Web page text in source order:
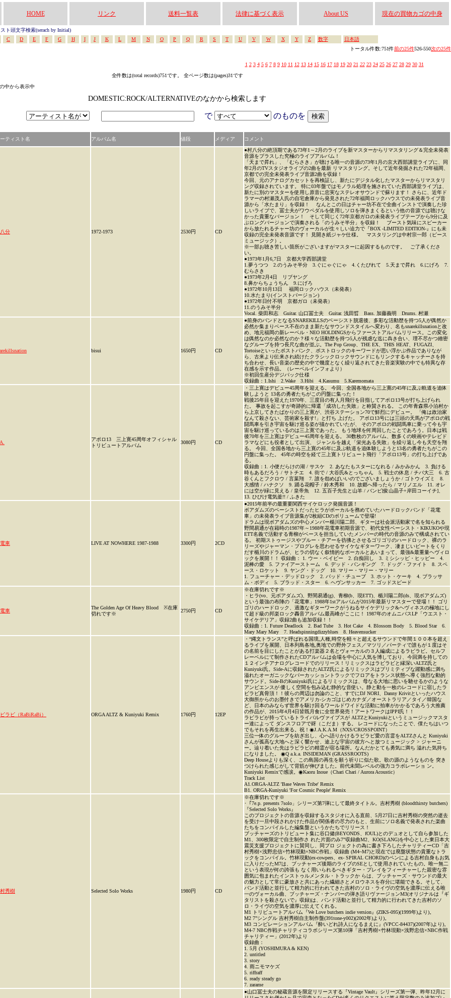
HOME リンク 送料一覧表 法律に基づく表示 About US 現在の買物カゴの中身
ト頭文字検索(serach by Initial)
C
D E F G H I J K L M N O P Q R S T U V W X Y Z 数字
日本語
トータル件数:751件前の25件526-550次の25件
1 2 3 4 5 6 7 8 9 10 11 12 13 14 15 16 17 18 19 20 21 22 23 24 25 26 27 28 29 30 31
全件数は(total records)751です。 全ページ数は(pages)31です
中から表示中
DOMESTIC:ROCK/ALTERNATIVEのなかから検索します
で のものを
ティスト名 アルバム名 値段 メディア コメント
分 1972-1973 2530円 CD
●村八分の絶頂期である73年1～2月のライブを新マスターからリマスタリング＆完全未発表
音源をプラスした究極のライブアルバム！
「天まで昇れ」、「むらさき」が聴ける唯一の音源の73年1月の京大西部講堂ライブに、同
年2月のTVスタジオライブの2曲を最新 リマスタリング。そして近年発掘された72年福岡、
京都での完全未発表ライブ音源2曲を収録！
今回、元のアナログカセットを再検証し、新たにデジタル化したマスターからリマスタリ
ング収録されています。 特に03年盤ではモノラル処理を施されていた西部講堂ライブは、
新たに別のマスターを使用し原音に忠実なステレオサウンドで蘇ります！ さらに、近年ド
ラマーの村瀬茂人氏の自宅倉庫から発見された72年福岡ロックハウスでの未発表ライブ音
源から「水たまり」を収録！ なんとこの日はチャー坊不在で全曲インストで演奏した珍
しいライブで、冨士夫がワウペダルを使用しソロを弾きまくるという他の音源では聴けな
かった貴重なバージョン！ そして同じく72年京都ガロの未発表ライブテープから9分に及
ぶロングバージョンで演奏される「のうみそ半分」を収録！ ブースト気味にスピーカー
から放たれるチャー坊のヴォーカルが生々しい迫力で『BOX -LIMITED EDITION-』にも未
収録の完全未発表音源です！ 見開き紙ジャケ仕様。 マスタリングは中村宗一郎（ピース
ミュージック）。
※一部お聴き苦しい箇所がございますがマスターに起因するものです。 ご了承くださ
い。
●1973年1月6,7日 京都大学西部講堂
1.夢うつつ 2.のうみそ半分 3.ぐにゃぐにゃ 4.くたびれて 5.天まで昇れ 6.にげろ 7.
むらさき
●1973年2月4日 リブヤング
8.鼻からちょうちん 9.にげろ
●1972年10月13日 福岡ロックハウス（未発表）
10.水たまり(インストバージョン)
●1972年日付不明 京都ガロ（未発表）
11.のうみそ半分
Vocal. 柴田和志 Guitar. 山口冨士夫 Guitar. 浅田晢 Bass. 加藤義明 Drums. 村瀬
bisui 1650円 CD
●前身のバンドとなるSNAREKILLSのベーシスト脱退後、多彩な活動歴を持つ5人が偶然か
必然か集まりベース不在のまま新たなサウンドスタイルへ変わり、名もsnarekillsnationと改
め、地元福岡の新レーベル・NEO HOLDINGSからファーストアルバムリリース。この変化
は偶然なのか必然なのか？様々な活動歴を持つ5人が残虐な迄に犇き合い、理不尽かつ緻密
なグルーブを持つ長尺な曲が並ぶ。The Pop Group、THE EX、THIS HEAT、FUGAZI、
Tortoiseといったポストパンク、ポストロックのキーワードが思い浮かぶ作品でありなが
ら、古来より伝来され続けたクラシックロックサウンドにもリンクするキャッチーさを持
ち合わせ、長い音楽の歴史の中で幾度となく繰り返されてきた音楽実験の中でも特異な存
在感を示す作品。（レーベルインフォより）
※初回生産分デジパック仕様
収録曲：1.Ishi 2.Wake 3.Hibi 4.Kasumu 5.Karemomata
アポロ13 三上寛45周年オフィシャル
トリビュートアルバム
3080円 CD
・三上寛はデビュー45周年を迎える。 今回、全国各地から三上寛の45年に及ぶ軌道を追体
験しようと 13名の勇者たちがこの円盤に集った！
戦後25年目を迎えた1970年、三度目の有人月飛行を目指してアポロ13号が打ち上げられ
た。 事故を起こすが奇跡的に帰還「成功した失敗」と称賛される。 この年青森県小泊村か
ら上京してきたばかりの三上寛が、渋谷ステーション70で鮮烈にデビュー。 「俺は政治家
なんて殺さない、芸術家を殺す!」と打ち 上げた。 アポロ13号には三頭の天馬がアポロの戦
闘馬車を引き宇宙を駆け巡る姿が描かれていたが、 そのアポロの戦闘馬車に乗って今も宇
宙を駆け巡っているのは三上寛であった。 もう地球を何周回したことであろう。日本は戦
後70年を三上寛はデビュー45周年を迎える。 30数枚のアルバム、数多くの映画やテレビド
ラマなどにも役者として出演、 ジャンルを越え「栄光ある失敗」を繰り返し今も天空を翔
る。 今回、全国各地から三上寛の45年に及ぶ軌道を追体験しようと13名の勇者たちがこの
円盤に集った。 45年の時空を経て三上寛トリビュート飛行「アポロ13号」の打ち上げであ
る。
収録曲：1. 小便だらけの湖 / サスケ 2. あなたもスターになれる / みかみかん 3. 負ける
時もあるだろう / サトチエ 4. 街で / 大谷氏&とっちゃん 5. 戦士の休息 / チバ大三 6. 古
谷くんとフクロウ / 言葉翔 7. 誰を怨めばいいのでございましょうか / ゴトウイズミ 8.
大感情 / ハナクソ 9. 踊る花帽子 / 鈴木秀和 10. 故郷へ帰ったら / マリノエル 11. オレ
には空が緑に見える / 皇帝魚 12. 五百子先生と山羊 / バンビ[俊山晶子+岸田コーイチ]、
13. ひびけ電気釜!! / ふきた
車 LIVE AT NOWHERE 1987-1988 3300円 2CD
●2015年前半の最重要関西サイケロック発掘音源！
ボアダムズのベーシストだったヒラがボーカルを務めていたハードロックバンド「花電
車」の未発表ライブ音源集が2枚組CDのボリュームで登場!
ドラムは現ボアダムズの中心メンバー楯川陽二郎、ギターは社会派活動家で名を知られる
野間易通が在籍時の1987年～1988年花電車初期音源で、初代女性ベーシスト・KIKUKOや現
ETT名義で活動する青柳がベースを担当していたメンバーの時代の音源のみで構成されてい
る。 初期ストゥージスやブルー・チアーを彷彿とさせるゴリゴリのハードロック、裸のラ
リーズやジャーマン・プログレを思わせるサイケなギターワーク、凄まじいビートをくり
だす楯川のドラムが、ヒラの切なく叙情的なボーカルとあいまって、最強&最重量ヘヴィロ
ックを展開！！ 収録曲： 1. ウー・ベイビー 2. 白痴回し 3. ミシシッピ・ヒッピー 4.
泥棒の愛 5. ファイアーストーム 6. デッド・バンギング 7. ドッグ・ファイト 8. スペ
ース・ロケット 9. ヤング・ドッグ 10. マリー・マリー・マリー
1. フューチャー・デッドロック 2. バッド・チューブ 3. ホット・ケーキ 4. ブラッサ
ム・ボディ 5. ブラッド・スター 6. ヘヴンサッカー 7. ゴッドスピード
車
The Golden Age Of Heavy Blood ※在庫
切れです※
2750円 CD
※在庫切れです※
・ヒラ(vo、元ボアダムズ)、野間易通(g)、青柳(b、現ETT)、楯川陽二郎(ds、現ボアダムズ)
という最強の布陣の「花電車」1988年1stアルバムが2015年最新リマスターで登場！！ ゴリ
ゴリのハードロック、過激なギターワークがうねるサイケデリック&ヘヴィネスの極地にし
て超ド級の邦楽ロック轟音アルバム最高峰がここに！ 1987年のオムニバスLP「ウエスト・
サイケデリア」収録2曲も追加収録！！
収録曲：1. Future Deadlock 2. Bad Tube 3. Hot Cake 4. Blossom Body 5. Blood Star 6.
Mary Mary Mary 7. Headspinningdizzyblues 8. Heavensucker
ラビ（RaBiRaBi） ORGA ALTZ & Kuniyuki Remix 1760円 12EP
・“縄文トランス”と呼ばれる国境,人種,時空を軽々と超えるサウンドで年間１００本を超え
るライブを展開、日本列島各地,奥地での野外フェス／マツリ／パーティで誰もが１度はそ
の名前を目にしたことがある打楽器２名とヴォーカルの３人編成によるラビラビ。セルフ
レーベルにて制作されたCDアルバムは会場を中心に人気を博しており、今回満を持しての
１２インチアナログレコードでのリリース！リミックスはラビラビと縁深いALTZ氏と
Kuniyuki氏。Side-Aに収録されたALTZ氏によるリミックスはプリミティブな躍動感に満ち
溢れたオーガニックなパーカッショントラックでフロアをトランス状態へ導く強烈な動的
サウンド。Side-BのKuniyuki氏によるリミックスは、母なる大地に思いを馳せるかのような
アンビエンスが 優しく空間を包み込む静的な音使い。静と動を一枚のレコードに宿したラ
ビラビ真骨頂！！彼らの周辺は勿論のこと、すでにDJ NORI、Danny Krivitといったハウス
大御所からのお墨付きでアメリカ-シカゴはじめカナダ／オーストラリア／タイ／韓国な
ど、日本のみならず世界を駆け回るワールドワイドな活動に拍車がかかるであろう大推薦
の作品が、2015年4月4日皆既月食に全世界発売！アートワークはIPPI氏！！
ラビラビが持っているトライバルヴァイブスが ALTZとKuniyukiというミュージックマスタ
ー達によって ダンスフロアで谺（こだま）する。 レコードになったことで、僕たちはいつ
でもそれを再生出来る。祝！◉J.A.K.A.M（NXS/CROSSPOINT）
三位一体のグルーブを紡ぎ出し、心へ語りかけるラビラビ愛の言霊をALTZさんと Kuniyuki
さんが孤高な大地へと深く響かせ、途上な宇宙の彼方へと放つミュージック > ジャーニ
ー。辿り着いた先はラビラビの精霊が宿る場所。なんだかとても勇気に満ち 溢れた気持ち
になりました。 ◉Q a.k.a. INSIDEMAN (GRASSROOTS)
Deep Houseよりも深く、この島国の再生を願う祈りに似た歌。歌の源のようなものを 突き
つけられた感じがして背筋が伸びました。前代未聞レベルの強力コラボレーショ ン。
Kuniyuki Remixで感涙。◉Kaoru Inoue（Chari Chari / Aurora Acoustic）
Track List
A1.ORGA-ALTZ 'Base Waves Tribe' Remix
B1. ORGA-Kuniyuki 'For Cosmic People' Remix
秀樹 Selected Solo Works 1980円 CD
※在庫切れです※
･「7e.p. presents 7solo」シリーズ第7弾にして最終タイトル。吉村秀樹 (bloodthirsty butchers)
『Selected Solo Works』
このプロジェクトの音源を収録するスタジオに入る直前、5月27日に吉村秀樹の突然の逝去
を受け一旦中段されかけた作品が関係者の尽力のもと、生前にソロ名義で発表された楽曲
たちをコンパイルした編集盤というかたちでリリース！
ブッチャーズのトリビュート集に谷口健(BEYONDS、fOUL)とのデュオとして自ら参加した
M1、300枚限定で自主制作さ れた片面のみ7"収録曲M2、KO(SLANG)を中心とした東日本大
震災支援プロジェクトに賛同し、同プロ ジェクトの為に書き下ろしたチャリティーCD「吉
村秀樹×浅野忠信×竹林現動×NBC作戦」収録曲 (M4~M7)と現在では廃盤状態の貴重なトラ
ックをコンパイル。竹林現動(ex-cowpers、ex- SPIRAL CHORD)のペンによる吉村自身もお気
に入りだったM7は、ブッチャーズ後期のライブのSEとして使用されていたもの。唯一無二
という表現が何の誇張も なく用いられるべきギター・プレイをフィーチャーした親密な雰
囲気に包まれたインストゥルメンタル・トラックか らは、ブッチャーズ・サウンドの最大
の魅力として常に豪放さと共にあった繊細さとメロウネスを存分に堪能できる。そして、
バンド活動と並行して精力的に行われてきた吉村のソロ・ライヴの空気を濃厚に伝える唯
一のヴォーカル曲、ブッチャーズ・ナンバーの弾き語りヴァージョンM3(オリジナルは『ギ
タリストを殺さないで』収録)は、バンド活動と並行して精力的に行われてきた吉村のソ
ロ・ライヴの空気を濃厚に伝えてくれる。
M1 トリビュートアルバム『We Love butchers indie version』(ZIKS-095)(1999年)より)。
M2 7”シングル 吉村秀樹自主制作盤(391tone-y002)(2002年)より)。
M3 コンピレーションアルバム『酔いどれ詩人になるまえに』(VPCC-84437)(2007年)より)。
M4-7 NBC作戦チャリティコラボシリーズ第10弾「吉村秀樹×竹林現動×浅野忠信×NBC作戦
チャリティー」(2012年)より
収録曲：
1. 5月 (YOSHIMURA & KEN)
2. untitled
3. story
4. 雨ニモマケズ
5. riffraff
6. ready steady go
7. zarame
●山口冨士夫の秘蔵音源を限定リリースする『Vintage Vault』シリーズ第一弾、昨年12月に